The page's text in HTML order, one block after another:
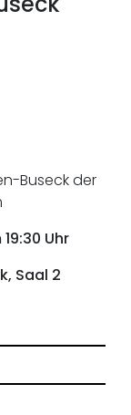
Buseck der
Uhr
Saal 2